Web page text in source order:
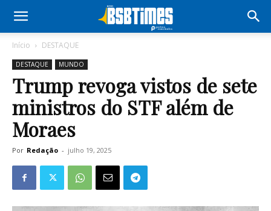
Início DESTAQUE
DESTAQUE MUNDO
Trump revoga vistos de sete
ministros do STF além de
Moraes
Por Redação - julho 19, 2025